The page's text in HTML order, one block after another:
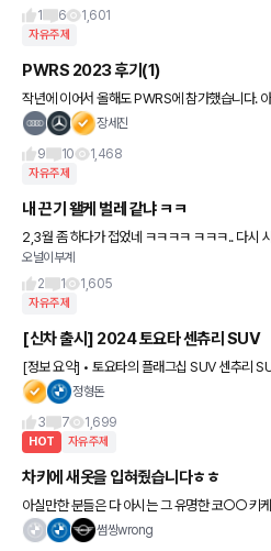
시카우 사업은 뒷전이였네 ㅋㅋ
1
6 1,601
자유주제
PWRS 2023 후기(1)
작년에 이어서 올해도 PWRS에 참가했습니다.
는 Porsche World Road Show의 약자이고.. 간
장세진
9
10 1,468
자유주제
내 끈기 왤케 벌레 같냐 ㅋㅋ
2,3월 좀 하다가
오널이부계
2
1 1,605
자유주제
[신차 출시] 2024 토요타 센츄리 SUV
[정보 요약] • 토요타의 플래그십 SUV 센추리
롤스로이스 컬리넌이라고 불리움 (?) • 일본 내수용 모델 •
정형돈
3
7 1,699
HOT 자유주제
차키에 새옷을 입혀줬습니다ㅎㅎ
아실만한 분들은 다 아시는 그 유명한 코○○ 키케이스 유일
은... 오랜 대기시간..? 올 봄에 아내차 뽑으면서 즉시 구매 가능한 케
썸씽wrong